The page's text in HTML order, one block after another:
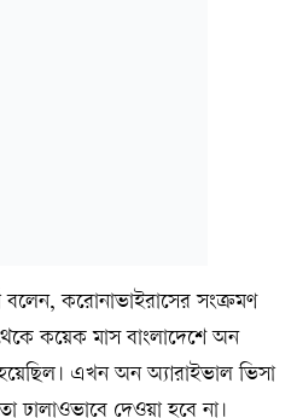
বলেন, করোনাভাইরাসের সংক্রমণ
কয়েক মাস বাংলাদেশে অন
হয়েছিল। এখন অন অ্যারাইভাল ভিসা
দেওয়া হবে না।